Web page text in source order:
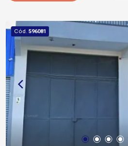
Cód. 596081